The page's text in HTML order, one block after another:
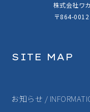
株式会社ワ
〒864-
SITE MAP
お知らせ /